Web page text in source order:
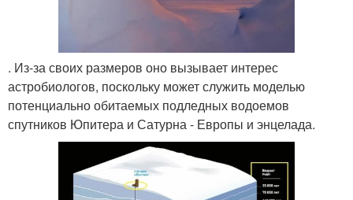
. Из-за своих размеров оно вызывает интерес
астробиологов, поскольку может служить моделью
потенциально обитаемых подледных водоемов
спутников Юпитера и Сатурна - Европы и энцелада.